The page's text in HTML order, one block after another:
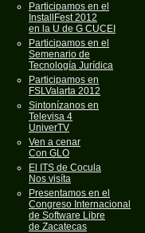
Participamos en el
InstallFest 2012
en la U de G CUCEI
Participamos en el
Semenario de
Tecnología Jurídica
Participamos en
FSLValarta 2012
Sintonízanos en
Televisa 4
UniverTV
Ven a cenar
Con GLO
El ITS de Cocula
Nos visíta
Presentamos en el
Congreso Internacional
de Software Libre
de Zacatecas